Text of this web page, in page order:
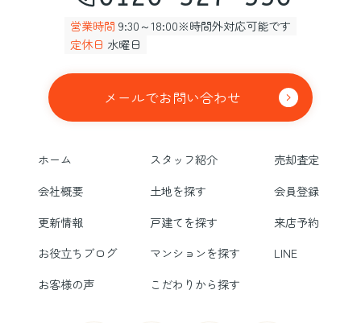
営業時間 9:30～18:00※時間外対応可能です
定休日 水曜日
メールでお問い合わせ
ホーム スタッフ紹介
売却査定
会社概要
土地を探す
会員登録
更新情報
戸建てを探す
来店予約
お役立ちブログ
マンションを探す
LINE
お客様の声
こだわりから探す